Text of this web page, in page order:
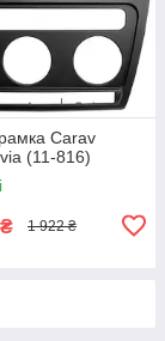
Carav
(11-816)
₴ 1 922 ₴